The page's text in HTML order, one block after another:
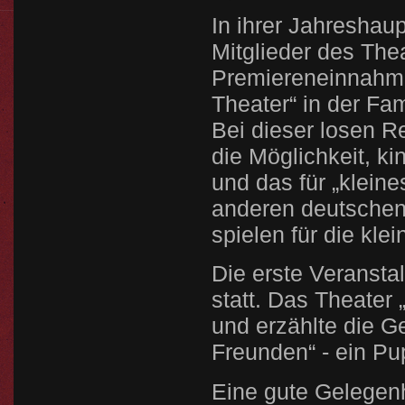
In ihrer
Mitglieder des
Theater“ in der
Bei dieser losen
die Möglichkeit,
und das für
anderen
spielen für die
Die erste
statt. Das Theater
und erzählte die
Freunden“ - ein
Eine gute